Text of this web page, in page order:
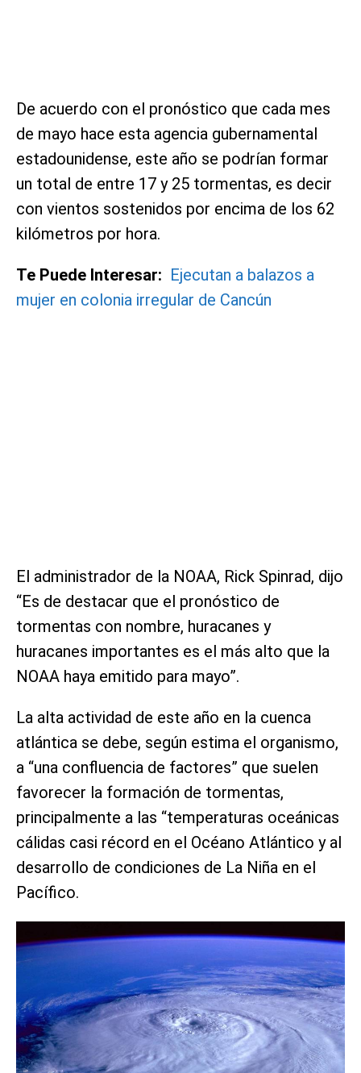
De acuerdo con el pronóstico que cada mes
de mayo hace esta agencia gubernamental
estadounidense, este año se podrían formar
un total de entre 17 y 25 tormentas, es decir
con vientos sostenidos por encima de los 62
kilómetros por hora.
Te Puede Interesar: Ejecutan a balazos a
mujer en colonia irregular de Cancún
El administrador de la NOAA, Rick Spinrad, dijo
“Es de destacar que el pronóstico de
tormentas con nombre, huracanes y
huracanes importantes es el más alto que la
NOAA haya emitido para mayo”.
La alta actividad de este año en la cuenca
atlántica se debe, según estima el organismo,
a “una confluencia de factores” que suelen
favorecer la formación de tormentas,
principalmente a las “temperaturas oceánicas
cálidas casi récord en el Océano Atlántico y al
desarrollo de condiciones de La Niña en el
Pacífico.